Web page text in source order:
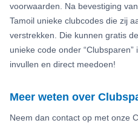
voorwaarden. Na bevestiging
Tamoil unieke clubcodes die zij
verstrekken. Die kunnen gratis
unieke code onder
invullen en direct meedoen!
Meer weten over
Neem dan contact op met onze